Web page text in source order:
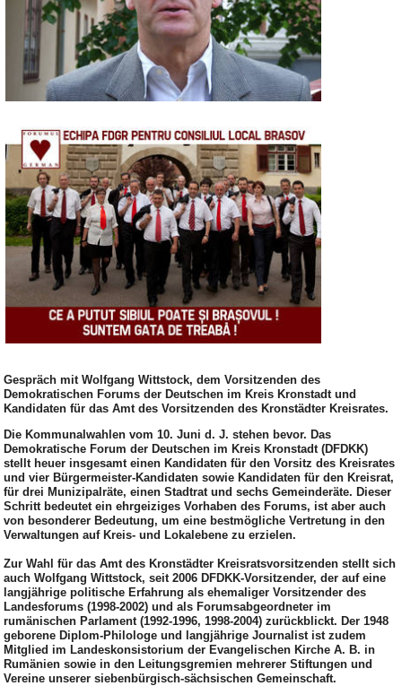
Gespräch mit Wolfgang Wittstock, dem Vorsitzenden des
Demokratischen Forums der Deutschen im Kreis Kronstadt und
Kandidaten für das Amt des Vorsitzenden des Kronstädter Kreisrates.
Die Kommunalwahlen vom 10. Juni d. J. stehen bevor. Das
Demokratische Forum der Deutschen im Kreis Kronstadt (DFDKK)
stellt heuer insgesamt einen Kandidaten für den Vorsitz des Kreisrates
und vier Bürgermeister-Kandidaten sowie Kandidaten für den Kreisrat,
für drei Munizipalräte, einen Stadtrat und sechs Gemeinderäte. Dieser
Schritt bedeutet ein ehrgeiziges Vorhaben des Forums, ist aber auch
von besonderer Bedeutung, um eine bestmögliche Vertretung in den
Verwaltungen auf Kreis- und Lokalebene zu erzielen.
Zur Wahl für das Amt des Kronstädter Kreisratsvorsitzenden stellt sich
auch Wolfgang Wittstock, seit 2006 DFDKK-Vorsitzender, der auf eine
langjährige politische Erfahrung als ehemaliger Vorsitzender des
Landesforums (1998-2002) und als Forumsabgeordneter im
rumänischen Parlament (1992-1996, 1998-2004) zurückblickt. Der 1948
geborene Diplom-Philologe und langjährige Journalist ist zudem
Mitglied im Landeskonsistorium der Evangelischen Kirche A. B. in
Rumänien sowie in den Leitungsgremien mehrerer Stiftungen und
Vereine unserer siebenbürgisch-sächsischen Gemeinschaft.